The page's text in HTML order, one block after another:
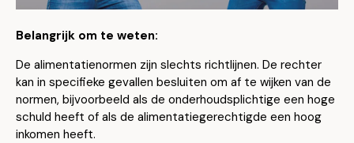
Belangrijk om te weten:
De alimentatienormen zijn slechts richtlijnen. De rechter
kan in specifieke gevallen besluiten om af te wijken van de
normen, bijvoorbeeld als de onderhoudsplichtige een hoge
schuld heeft of als de alimentatiegerechtigde een hoog
inkomen heeft.